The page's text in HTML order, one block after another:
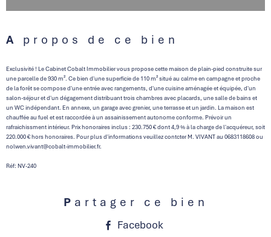
A propos de ce bien
Exclusivité ! Le Cabinet Cobalt Immobilier vous propose cette maison de plain-pied construite sur
une parcelle de 930 m². Ce bien d'une superficie de 110 m² situé au calme en campagne et proche
de la forêt se compose d'une entrée avec rangements, d'une cuisine aménagée et équipée, d'un
salon-séjour et d'un dégagement distribuant trois chambres avec placards, une salle de bains et
un WC indépendant. En annexe, un garage avec grenier, une terrasse et un jardin. La maison est
chauffée au fuel et est raccordée à un assainissement autonome conforme. Prévoir un
rafraichissment intérieur. Prix honoraires inclus : 230.750 € dont 4,9 % à la charge de l'acquéreur, soit
220.000 € hors honoraires. Pour plus d'informations veuillez contcter M. VIVANT au 0683118608 ou
nolwen.vivant@cobalt-immobilier.fr.
Réf: NV-240
Partager ce bien
Facebook